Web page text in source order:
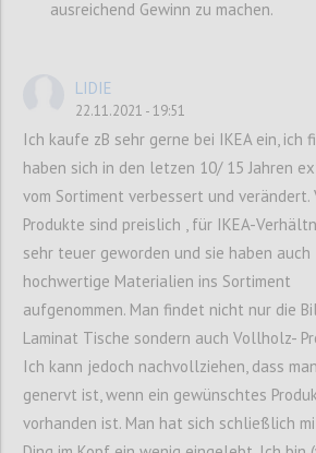
CATEGORY:Case Study
ausreichend Gewinn zu machen.
LIDIE
22.11.2021 - 19:51
Ich kaufe zB sehr gerne bei IKEA ein, ich
haben sich in den letzen 10/ 15 Jahren
vom Sortiment verbessert und verändert.
Produkte sind preislich , für IKEA-
sehr teuer geworden und sie haben auch
hochwertige Materialien ins Sortiment
aufgenommen. Man findet nicht nur die
Laminat Tische sondern auch Vollholz-
Ich kann jedoch nachvollziehen, dass man
genervt ist, wenn ein gewünschtes
vorhanden ist. Man hat sich schließlich